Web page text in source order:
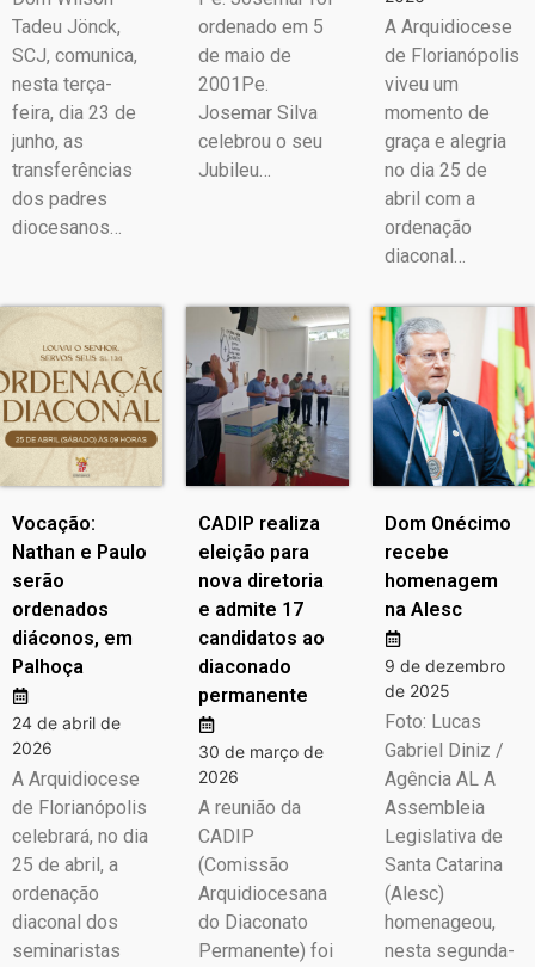
Tadeu Jönck,
SCJ, comunica,
nesta terça-
feira, dia 23 de
junho, as
transferências
dos padres
diocesanos…
ordenado em 5
de maio de
2001Pe.
Josemar Silva
celebrou o seu
Jubileu…
A Arquidiocese
de Florianópolis
viveu um
momento de
graça e alegria
no dia 25 de
abril com a
ordenação
diaconal…
Vocação:
Nathan e Paulo
serão
ordenados
diáconos, em
Palhoça
24 de abril de
2026
A Arquidiocese
de Florianópolis
celebrará, no dia
25 de abril, a
ordenação
diaconal dos
seminaristas
CADIP realiza
eleição para
nova diretoria
e admite 17
candidatos ao
diaconado
permanente
30 de março de
2026
A reunião da
CADIP
(Comissão
Arquidiocesana
do Diaconato
Permanente) foi
Dom Onécimo
recebe
homenagem
na Alesc
9 de dezembro
de 2025
Foto: Lucas
Gabriel Diniz /
Agência AL A
Assembleia
Legislativa de
Santa Catarina
(Alesc)
homenageou,
nesta segunda-